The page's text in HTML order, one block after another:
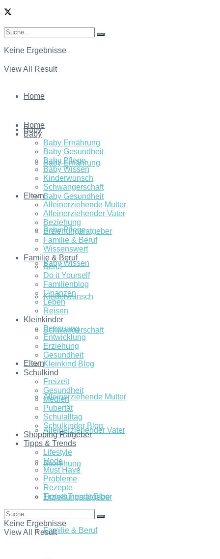
Keine Ergebnisse
View All Result
Home
Baby
Baby Ernährung
Baby Gesundheit
Baby Pflege
Baby Wissen
Kinderwunsch
Schwangerschaft
Eltern
Alleinerziehende Mutter
Alleinerziehender Vater
Beziehung
Erziehungsratgeber
Familie & Beruf
Home
Baby
Baby Ernährung
Baby Gesundheit
Baby Pflege
Baby Wissen
Kinderwunsch
Schwangerschaft
Eltern
Alleinerziehende Mutter
Alleinerziehender Vater
Beziehung
Erziehungsratgeber
Familie & Beruf
Wissenswert
Familie & Beruf
Beruf
Do it Yourself
Familienblog
Finanzen
Leben
Reisen
Kleinkinder
Betreuung
Entwicklung
Erziehung
Gesundheit
Kleinkind Blog
Schulkind
Freizeit
Gesundheit
Medien
Pubertät
Schulalltag
Schulkinder Blog
Shopping Ratgeber
Tipps & Trends
Lifestyle
Mode
Must Have
Probleme
Rezepte
Tipps&Trends Blog
Keine Ergebnisse
View All Result